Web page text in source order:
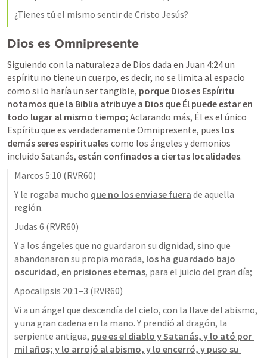
¿Tienes tú el mismo sentir de Cristo Jesús?
Dios es Omnipresente
Siguiendo con la naturaleza de Dios dada en Juan 4:24 un
espíritu no tiene un cuerpo, es decir, no se limita al espacio
como si lo haría un ser tangible, porque Dios es Espíritu
notamos que la Biblia atribuye a Dios que Él puede estar en
todo lugar al mismo tiempo; Aclarando más, Él es el único
Espíritu que es verdaderamente Omnipresente, pues los
demás seres espirituales como los ángeles y demonios
incluido Satanás, están confinados a ciertas localidades.
Marcos 5:10 (RVR60)
Y le rogaba mucho que no los enviase fuera de aquella
región.
Judas 6 (RVR60)
Y a los ángeles que no guardaron su dignidad, sino que
abandonaron su propia morada, los ha guardado bajo
oscuridad, en prisiones eternas, para el juicio del gran día;
Apocalipsis 20:1–3 (RVR60)
Vi a un ángel que descendía del cielo, con la llave del abismo,
y una gran cadena en la mano. Y prendió al dragón, la
serpiente antigua, que es el diablo y Satanás, y lo ató por
mil años; y lo arrojó al abismo, y lo encerró, y puso su